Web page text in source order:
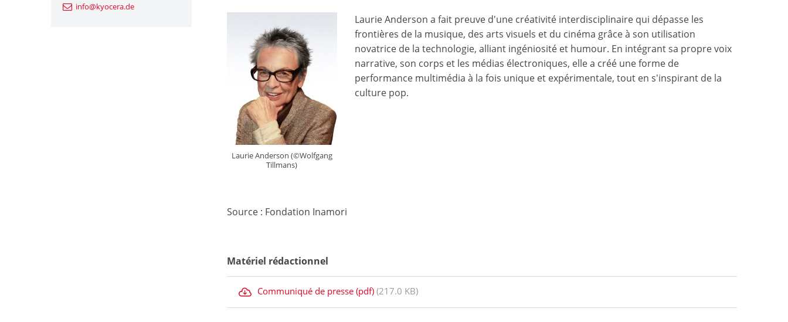
Laurie Anderson (©Wolfgang
Tillmans)
Laurie Anderson a fait preuve d'une créativité interdisciplinaire qui dépasse les
frontières de la musique, des arts visuels et du cinéma grâce à son utilisation
novatrice de la technologie, alliant ingéniosité et humour. En intégrant sa propre voix
narrative, son corps et les médias électroniques, elle a créé une forme de
performance multimédia à la fois unique et expérimentale, tout en s'inspirant de la
culture pop.
Source : Fondation Inamori
Matériel rédactionnel
Communiqué de presse (pdf) (217.0 KB)
info@kyocera.de